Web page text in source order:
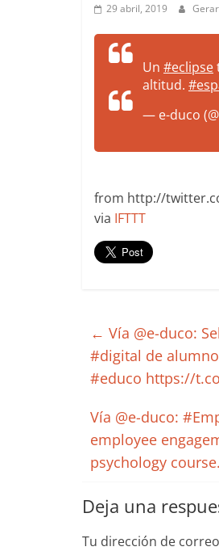
Do
more.
29 abril, 2019
Un #eclipse
altitud.
— e-duco
from http://
via IFTTT
← Vía @e-duco:
#digital de
#educo https://
Vía @e-duco:
employee
psychology
Deja una
Tu dirección de